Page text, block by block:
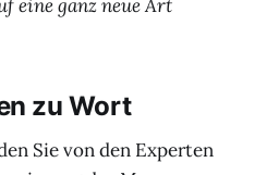
eine ganz neue Art
zu Wort
Sie von den Experten